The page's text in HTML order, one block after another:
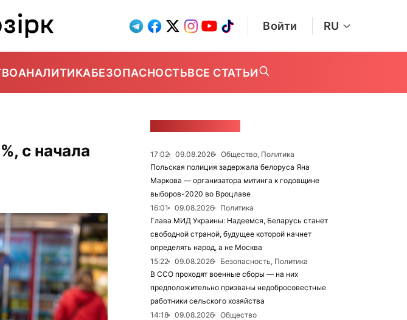
Войти RU
АНАЛИТИКАБЕЗОПАСНОСТЬВСЕ СТАТЬИ
с начала
17:02 09.08.2026
Общество, Политика
Польская полиция задержала белоруса Яна
Маркова — организатора митинга к годовщине
выборов-2020 во Вроцлаве
16:01
09.08.2026
Политика
Глава МИД Украины: Надеемся, Беларусь станет
свободной страной, будущее которой начнет
определять народ, а не Москва
15:22
09.08.2026
Безопасность, Политика
В ССО проходят военные сборы — на них
предположительно призваны недобросовестные
работники сельского хозяйства
14:18
09.08.2026
Общество